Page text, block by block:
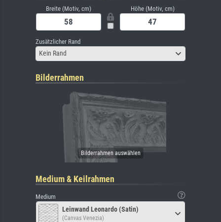
Breite (Motiv, cm) Höhe (Motiv, cm)
Zusätzlicher Rand
Kein Rand
Bilderrahmen
Medium & Keilrahmen
Medium
Leinwand Leonardo (Satin)
(Canvas Venezia)